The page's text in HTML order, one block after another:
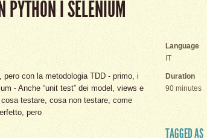
PYTHON I SELENIUM
con la metodologia TDD - primo, i
- Anche “unit test” dei model, views e
testare, cosa non testare, come
pero
Language
IT
Duration
90 minutes
TAGGED AS